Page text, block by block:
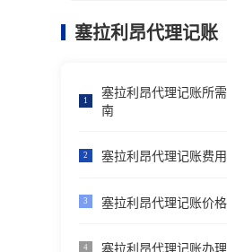
塞拉利昂代理记账
1
塞拉利昂代理记账所
南
2 塞拉利昂代理记账费
3 塞拉利昂代理记账价
4 塞拉利昂代理记账办